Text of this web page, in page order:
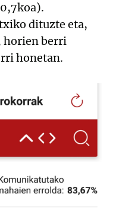
dituzte eta,
horien berri
honetan.